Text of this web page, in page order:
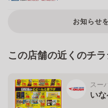
お知らせ
この店舗の近くのチラ
スー
い